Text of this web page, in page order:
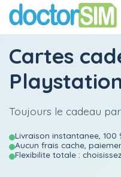
Cartes
Toujours le cadeau
Livraison instantanee, 100
Aucun frais cache,
Flexibilite totale :